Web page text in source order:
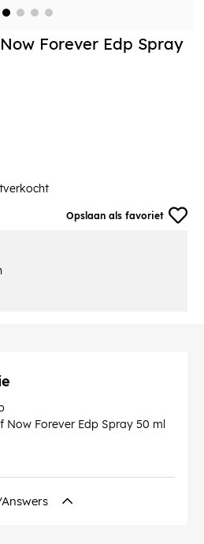
Opslaan als favoriet
Forever Edp Spray
Now Forever Edp Spray 50 ml